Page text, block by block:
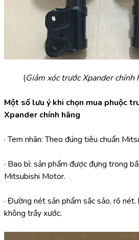
(Giảm xóc trước Xpander chính
Một số lưu ý khi chọn mua phuộc
Xpander chính hãng
· Tem nhãn: Theo đúng tiêu chuẩn
· Bao bì: sản phẩm được đựng trong
Mitsubishi Motor.
· Đường nét sản phẩm sắc sảo, rõ
không trầy xước.